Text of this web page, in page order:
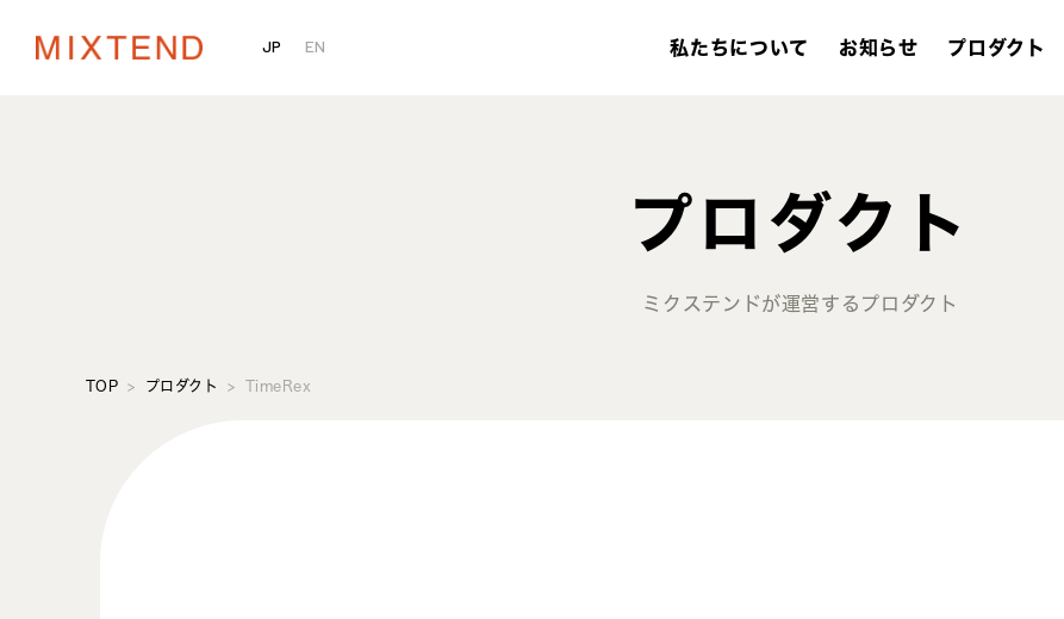
JP EN 私たちについて お知らせ プロダクト
プロダクト
ミクステンドが運営するプロダクト
TOP プロダクト TimeRex